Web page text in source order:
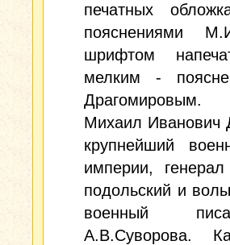
печатных
пояснениями
шрифтом
мелким -
Драгомировым.
Михаил Иванович
крупнейший
империи,
подольский и
военный
А.В.Суворова.